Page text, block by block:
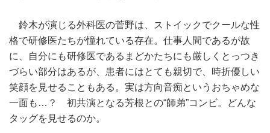
鈴木が演じる外科医の菅野は、ストイックでクールな性
格で研修医たちが憧れている存在。仕事人間であるが故
に、自分にも研修医であるまどかたちにも厳しくとっつき
づらい部分はあるが、患者にはとても親切で、時折優しい
笑顔を見せることもある。実は方向音痴というおちゃめな
一面も…？ 初共演となる芳根との“師弟”コンビ。どんな
タッグを見せるのか。